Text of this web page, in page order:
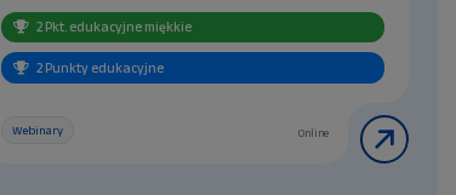
Za udział w szkoleniu farmaceuci otrzymają 2
punkty edukacyjne tzw. miękkie, natomiast
technicy farmaceutyczni otrzymają 2 ...
2 Pkt. edukacyjne miękkie
2 Punkty edukacyjne
Webinary Online